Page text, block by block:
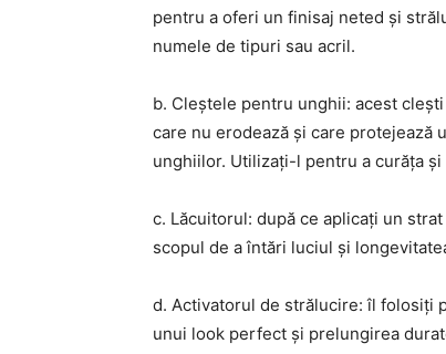
pentru a oferi un finisaj neted și
numele de tipuri sau acril.
b. Cleștele pentru unghii: acest
care nu erodează și care protejează
unghiilor. Utilizați-l pentru a curăța
c. Lăcuitorul: după ce aplicați un
scopul de a întări luciul și
d. Activatorul de strălucire: îl folosiți
unui look perfect și prelungirea